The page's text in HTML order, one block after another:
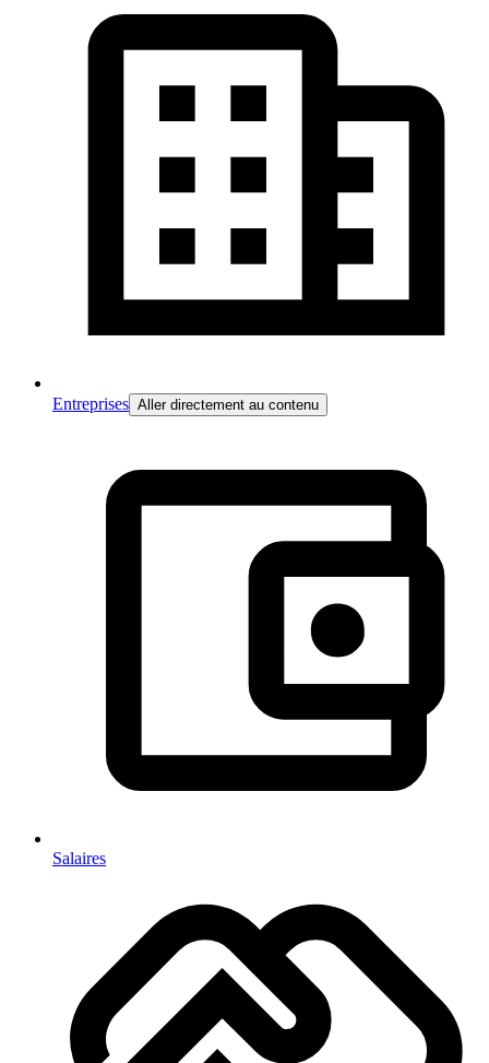
Entreprises Aller directement au contenu
Salaires